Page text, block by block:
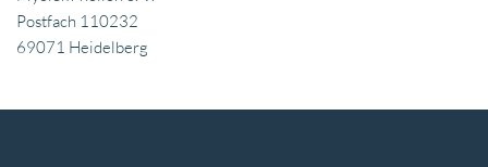
Postfach 110232
69071 Heidelberg